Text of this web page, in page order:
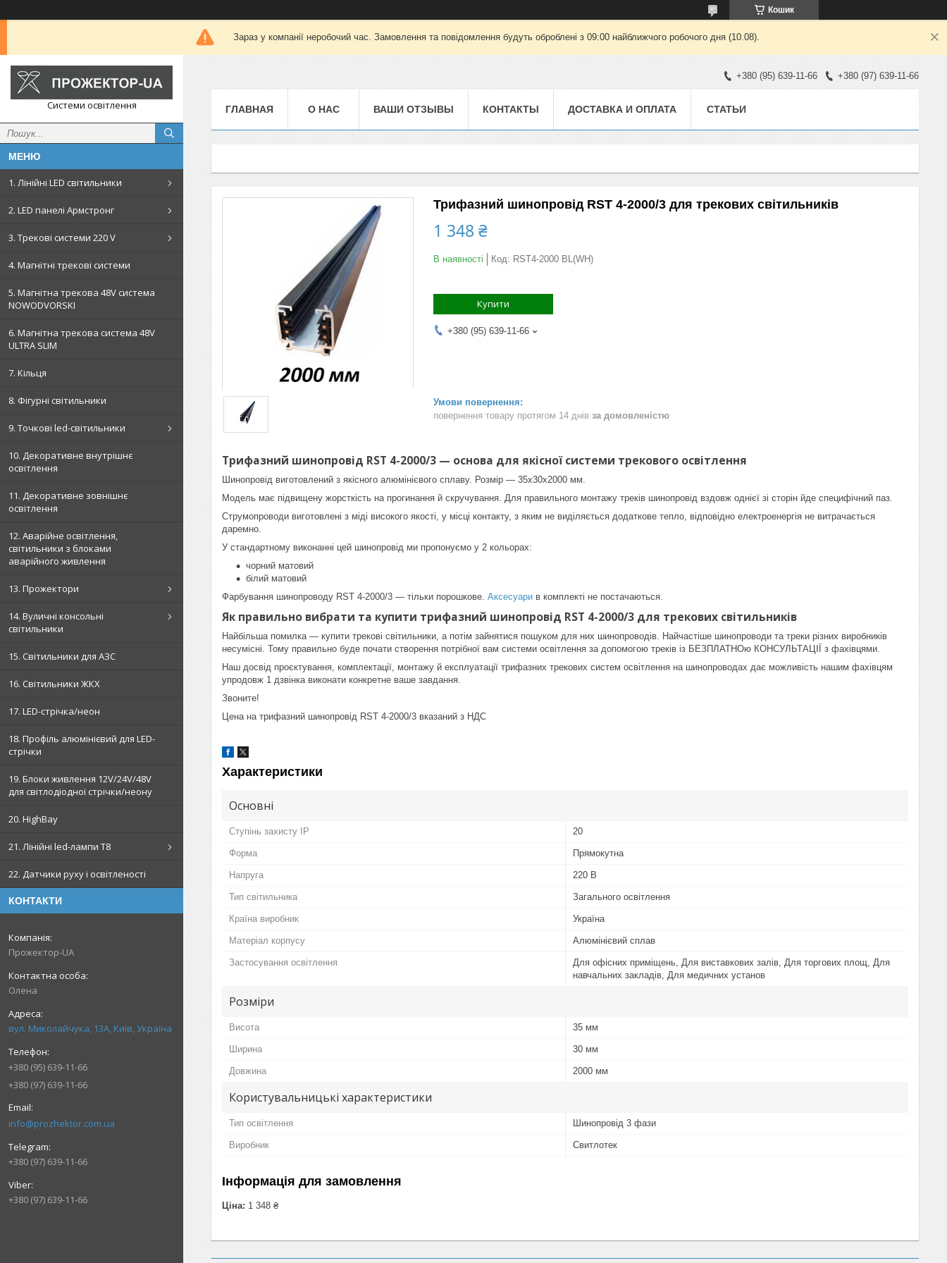
Кошик
Зараз у компанії неробочий час. Замовлення та повідомлення будуть оброблені з 09:00 найближчого робочого дня (10.08).
Системи освітлення
1. Лінійні LED світильники
2. LED панелі Армстронг
3. Трекові системи 220 V
4. Магнітні трекові системи
5. Магнітна трекова 48V система
NOWODVORSKI
6. Магнітна трекова система 48V
ULTRA SLIM
7. Кільця
8. Фігурні світильники
9. Точкові led-світильники
10. Декоративне внутрішнє
освітлення
11. Декоративне зовнішнє
освітлення
12. Аварійне освітлення,
світильники з блоками
аварійного живлення
13. Прожектори
14. Вуличні консольні
світильники
15. Світильники для АЗС
16. Світильники ЖКХ
17. LED-стрічка/неон
18. Профіль алюмінієвий для LED-
стрічки
19. Блоки живлення 12V/24V/48V
для світлодіодної стрічки/неону
20. HighBay
21. Лінійні led-лампи T8
22. Датчики руху і освітленості
КОНТАКТИ
Прожектор-UA
Олена
вул. Миколайчука, 13А, Київ, Україна
+380 (95) 639-11-66
+380 (97) 639-11-66
info@prozhektor.com.ua
+380 (97) 639-11-66
+380 (97) 639-11-66
+380 (95) 639-11-66 +380 (97) 639-11-66
ГЛАВНАЯ О НАС ВАШИ ОТЗЫВЫ КОНТАКТЫ ДОСТАВКА И ОПЛАТА СТАТЬИ
Трифазний шинопровід RST 4-2000/3 для трекових світильників
1 348 ₴
В наявності Код: RST4-2000 BL(WH)
Купити
+380 (95) 639-11-66
повернення товару протягом 14 днів за домовленістю
Трифазний шинопровід RST 4-2000/3 — основа для якісної системи трекового освітлення
Шинопровід виготовлений з якісного алюмінієвого сплаву. Розмір — 35х30х2000 мм.
Модель має підвищену жорсткість на прогинання й скручування. Для правильного монтажу треків шинопровід вздовж однієї зі сторін йде специфічний паз.
Струмопроводи виготовлені з міді високого якості, у місці контакту, з яким не виділяється додаткове тепло, відповідно електроенергія не витрачається
даремно.
У стандартному виконанні цей шинопровід ми пропонуємо у 2 кольорах:
чорний матовий
білий матовий
Фарбування шинопроводу RST 4-2000/3 — тільки порошкове. Аксесуари в комплекті не постачаються.
Як правильно вибрати та купити трифазний шинопровід RST 4-2000/3 для трекових світильників
Найбільша помилка — купити трекові світильники, а потім зайнятися пошуком для них шинопроводів. Найчастіше шинопроводи та треки різних виробників
несумісні. Тому правильно буде почати створення потрібної вам системи освітлення за допомогою треків із БЕЗПЛАТНОю КОНСУЛЬТАЦІЇ з фахівцями.
Наш досвід проєктування, комплектації, монтажу й експлуатації трифазних трекових систем освітлення на шинопроводах дає можливість нашим фахівцям
упродовж 1 дзвінка виконати конкретне ваше завдання.
Звоните!
Цена на трифазний шинопровід RST 4-2000/3 вказаний з НДС
Характеристики
Основні
Ступінь захисту IP 20
Форма Прямокутна
Напруга 220 В
Тип світильника Загального освітлення
Країна виробник Україна
Матеріал корпусу Алюмінієвий сплав
Застосування освітлення
Для офісних приміщень, Для виставкових залів, Для торгових площ, Для
навчальних закладів, Для медичних установ
Розміри
Висота 35 мм
Ширина 30 мм
Довжина 2000 мм
Користувальницькі характеристики
Тип освітлення Шинопровід 3 фази
Виробник Свитлотек
Інформація для замовлення
Ціна: 1 348 ₴